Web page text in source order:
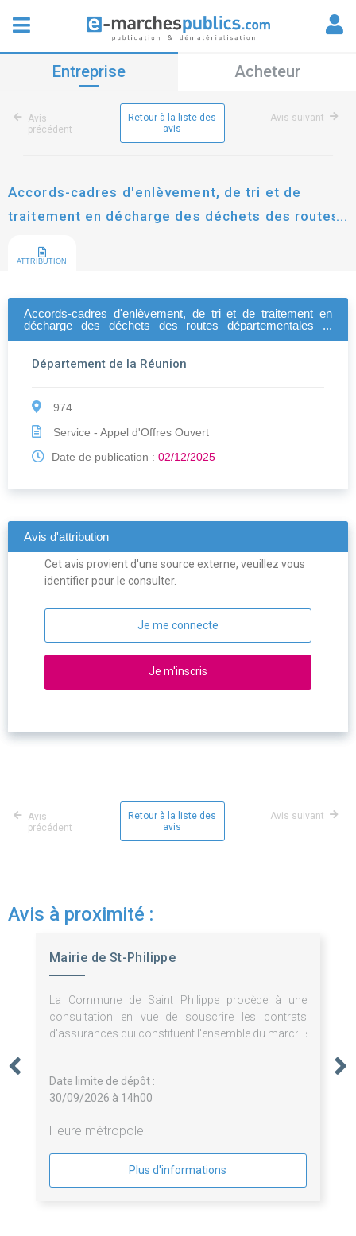
Entreprise Acheteur
Avis
précédent
Retour à la liste des
avis
Avis suivant
Accords-cadres d'enlèvement, de tri et de
traitement en décharge des déchets des routes
départementaux (2025-2029)
ATTRIBUTION
Accords-cadres d'enlèvement, de tri et de traitement en
décharge des déchets des routes départementales et
Département de la Réunion
974
Service - Appel d'Offres Ouvert
Date de publication : 02/12/2025
Avis d'attribution
Cet avis provient d'une source externe, veuillez vous
identifier pour le consulter.
Je me connecte
Je m'inscris
Avis
précédent
Retour à la liste des
avis
Avis suivant
Avis à proximité :
Mairie de St-Philippe
La Commune de Saint Philippe procède à une
consultation en vue de souscrire les contrats
d'assurances qui constituent l'ensemble du marché
Date limite de dépôt :
30/09/2026 à 14h00
Heure métropole
Plus d'informations